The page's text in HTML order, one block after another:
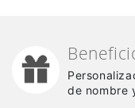
de nombre